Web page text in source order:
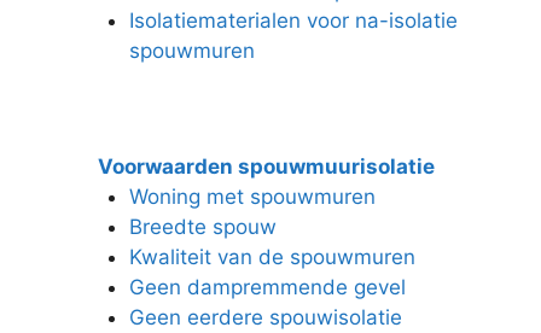
Isolatiematerialen voor na-isolatie
spouwmuren
Voorwaarden spouwmuurisolatie
Woning met spouwmuren
Breedte spouw
Kwaliteit van de spouwmuren
Geen dampremmende gevel
Geen eerdere spouwisolatie